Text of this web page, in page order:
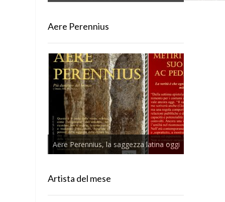
Aere Perennius
Aere Perennius, la saggezza latina oggi
Artista del mese